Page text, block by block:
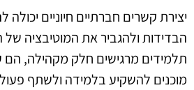
יצירת קשרים חברתיים חיוניים
הבדידות ולהגביר את המוטיבציה
תלמידים מרגישים חלק מקהילה, הם
מוכנים להשקיע בלמידה ולשתף